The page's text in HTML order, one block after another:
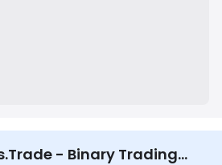
- Binary Trading